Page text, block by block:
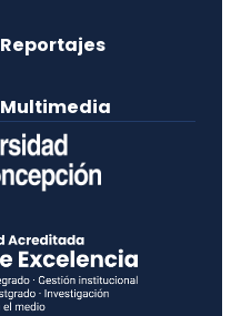
Reportajes
Multimedia